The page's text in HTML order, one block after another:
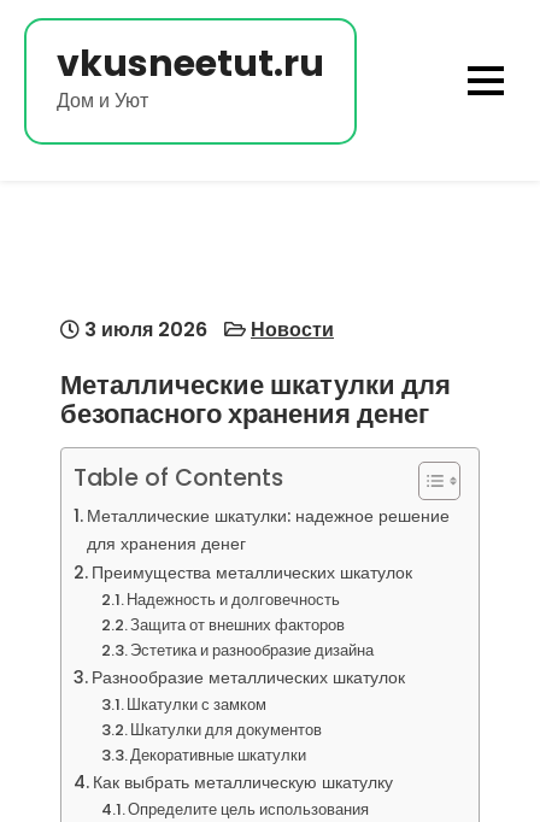
Перейти
содержимому
vkusneetut.ru
Дом и Уют
3 июля 2026 Новости
Металлические шкатулки для
безопасного хранения денег
Table of Contents
Металлические шкатулки: надежное решение
для хранения денег
Преимущества металлических шкатулок
Надежность и долговечность
Защита от внешних факторов
Эстетика и разнообразие дизайна
Разнообразие металлических шкатулок
Шкатулки с замком
Шкатулки для документов
Декоративные шкатулки
Как выбрать металлическую шкатулку
Определите цель использования